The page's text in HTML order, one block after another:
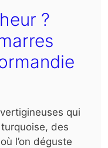
?
qui
des
l’on déguste